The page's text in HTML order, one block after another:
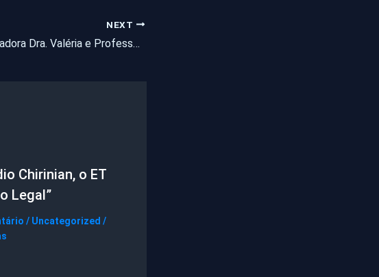
NEXT
Vereadora Dra. Valéria e Professor Martins secretário de Saúde de Pentecoste em amplo debate realizado na rádio 98,7 FM de Pentecoste
Chirinian, o ET
Legal”
/ Uncategorized /